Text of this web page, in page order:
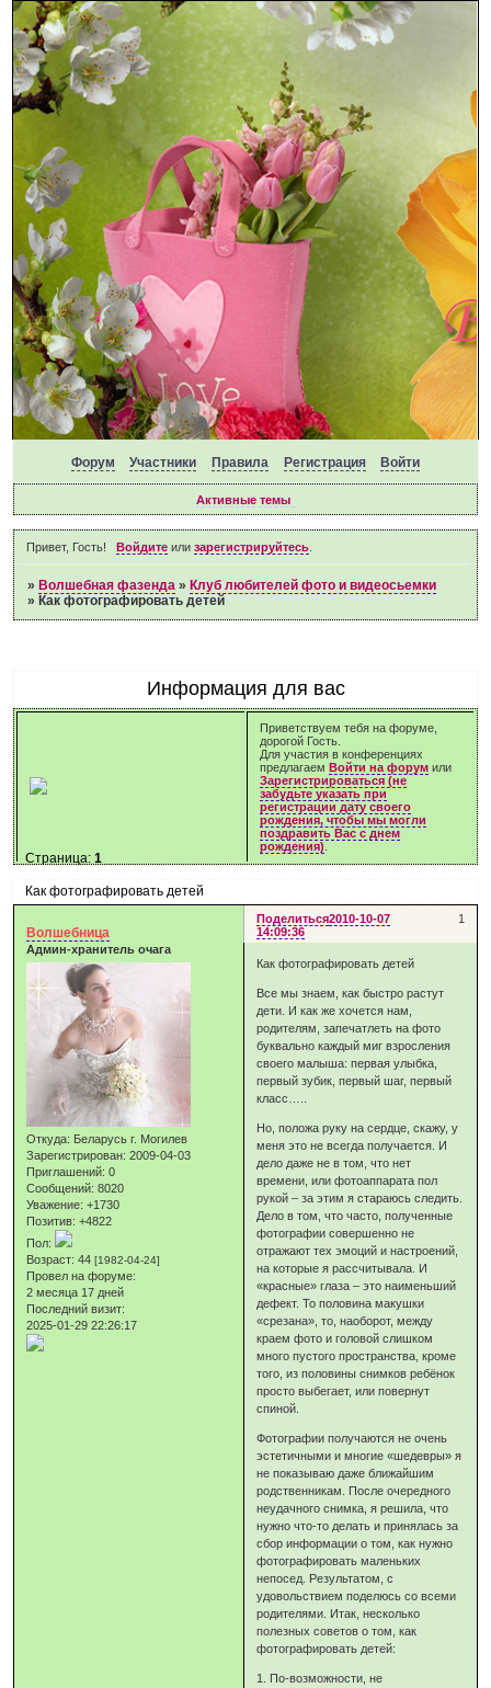
Форум Участники Правила Регистрация Войти
Активные темы
Привет, Гость! Войдитеили зарегистрируйтесь.
» Волшебная фазенда » Клуб любителей фото и видеосьемки
» Как фотографировать детей
Информация для вас
Приветствуем тебя на форуме,
дорогой Гость.
Для участия в конференциях
предлагаемВойти на форум или
Зарегистрироваться (не
забудьте указать при
регистрации дату своего
рождения, чтобы мы могли
поздравить Вас с днем
рождения)
Как фотографировать детей
Страница:1
Поделиться 1
2010-10-07
14:09:36
Волшебница
Админ-хранитель очага
Откуда: Беларусь г. Могилев
Зарегистрирован: 2009-04-03
Приглашений: 0
Сообщений: 8020
Уважение: +1730
Позитив: +4822
Пол:
Возраст: 44[1982-04-24]
Провел на форуме:
2 месяца 17 дней
Последний визит:
2025-01-29 22:26:17
Как фотографировать детей
Все мы знаем, как быстро растут
дети. И как же хочется нам,
родителям, запечатлеть на фото
буквально каждый миг взросления
своего малыша: первая улыбка,
первый зубик, первый шаг, первый
класс…..
Но, положа руку на сердце, скажу, у
меня это не всегда получается. И
дело даже не в том, что нет
времени, или фотоаппарата пол
рукой – за этим я стараюсь следить.
Дело в том, что часто, полученные
фотографии совершенно не
отражают тех эмоций и настроений,
на которые я рассчитывала. И
«красные» глаза – это наименьший
дефект. То половина макушки
«срезана», то, наоборот, между
краем фото и головой слишком
много пустого пространства, кроме
того, из половины снимков ребёнок
просто выбегает, или повернут
спиной.
Фотографии получаются не очень
эстетичными и многие «шедевры» я
не показываю даже ближайшим
родственникам. После очередного
неудачного снимка, я решила, что
нужно что-то делать и принялась за
сбор информации о том, как нужно
фотографировать маленьких
непосед. Результатом, с
удовольствием поделюсь со всеми
родителями. Итак, несколько
полезных советов о том, как
фотографировать детей:
1. По-возможности, не